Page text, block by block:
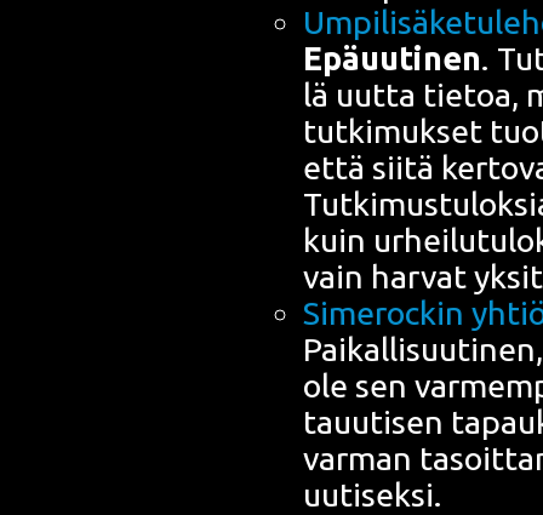
Epä­uu­ti­nen.
lä uut­ta tie­toa,
tut­ki­muk­set
että sii­tä
kuin
vain har­vat
Sime­roc­kin
ole sen
ta­uu­ti­sen
var­man
uutiseksi.